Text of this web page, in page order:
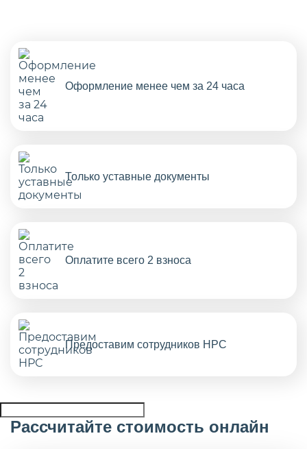
Оформление менее чем за 24 часа
Только уставные документы
Оплатите всего 2 взноса
Предоставим сотрудников НРС
Рассчитайте стоимость онлайн